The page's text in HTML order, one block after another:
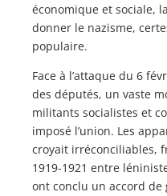
économique et sociale,
donner le nazisme,
populaire.
Face à l’attaque du 6
des députés, un vaste
militants socialistes et
imposé l’union. Les
croyait irréconciliables,
1919-1921 entre
ont conclu un accord